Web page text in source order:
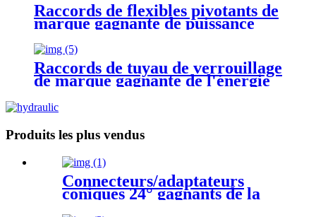
Raccords de flexibles pivotants de
marque gagnante de puissance
hydraulique
Raccords de tuyau de verrouillage
de marque gagnante de l'énergie
Produits les plus vendus
Connecteurs/adaptateurs
coniques 24° gagnants de la
connexion hydraulique